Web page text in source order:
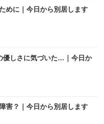
めに｜今日から別居します
優しさに気づいた…｜今日か
害？｜今日から別居します